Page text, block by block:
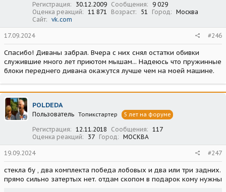
Регистрация 30.12.2009 Сообщения
9 029
Оценка реакций
11 871 Возраст 51 Город
Москва
Сайт
vk.com
17.09.2024 #246
Спасибо! Диваны забрал. Вчера с них снял остатки обивки
служившие много лет приютом мышам... Надеюсь что пружинные
блоки переднего дивана окажутся лучше чем на моей машине.
POLDEDA
Пользователь Топикстартер 5 лет на форуме
Регистрация 12.11.2018 Сообщения
117
Оценка реакций
37 Город МОСКВА
19.09.2024 #247
стекла бу , два комплекта победа лобовых и два или три задних.
прямо сильно затертых нет. отдам скопом в подарок кому нужны